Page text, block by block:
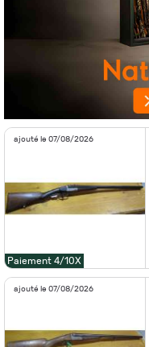
ajouté le 07/08/2026
Paiement 4/10X
ajouté le 07/08/2026